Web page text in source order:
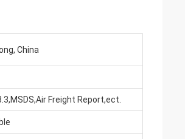
China
Freight Report,ect.